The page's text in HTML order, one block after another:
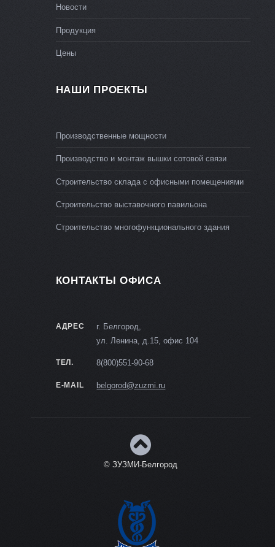
Новости
Продукция
Цены
НАШИ ПРОЕКТЫ
Производственные мощности
Производство и монтаж вышки сотовой связи
Строительство склада с офисными помещениями
Строительство выставочного павильона
Строительство многофункционального здания
КОНТАКТЫ ОФИСА
АДРЕС
г. Белгород,
ул. Ленина, д.15, офис 104
ТЕЛ. 8(800)551-90-68
E-MAIL belgorod@zuzmi.ru
© ЗУЗМИ-Белгород